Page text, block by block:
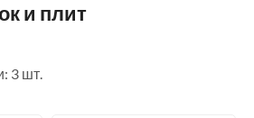
и плит
3 шт.